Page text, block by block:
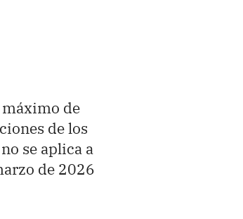
de
de los
se aplica a
de 2026